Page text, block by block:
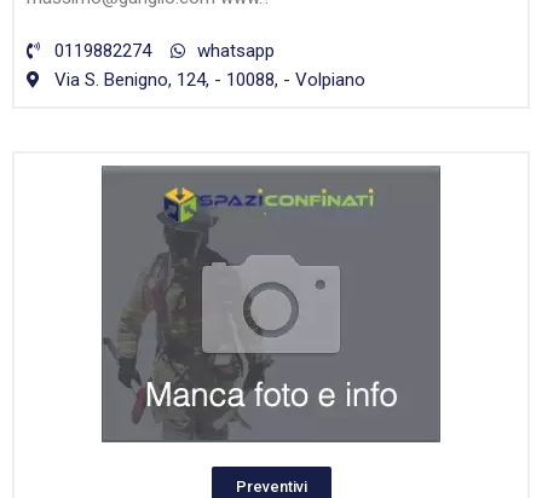
0119882274
whatsapp
Via S. Benigno, 124, - 10088, - Volpiano
Preventivi